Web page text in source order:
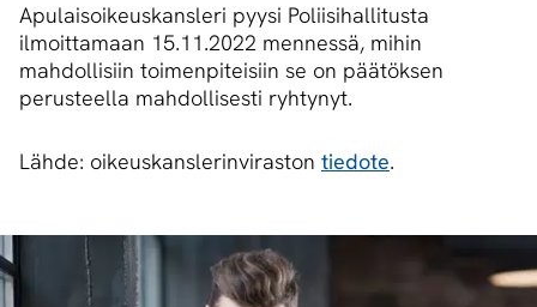
Apulaisoikeuskansleri pyysi Poliisihallitusta
ilmoittamaan 15.11.2022 mennessä, mihin
mahdollisiin toimenpiteisiin se on päätöksen
perusteella mahdollisesti ryhtynyt.
Lähde: oikeuskanslerinviraston tiedote.